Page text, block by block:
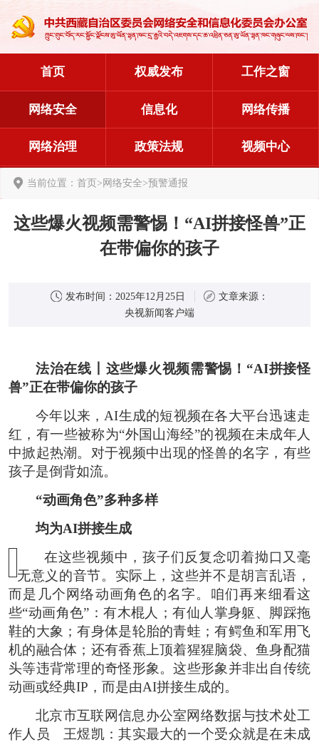
首页 权威发布 工作之窗
网络安全 信息化 网络传播
网络治理 政策法规 视频中心
当前位置： 首页>网络安全>预警通报
这些爆火视频需警惕！“AI拼接怪兽”正
在带偏你的孩子
发布时间： 2025年12月25日
文章来源：
央视新闻客户端
法治在线丨这些爆火视频需警惕！“AI拼接怪
兽”正在带偏你的孩子
今年以来，AI生成的短视频在各大平台迅速走
红，有一些被称为“外国山海经”的视频在未成年人
中掀起热潮。对于视频中出现的怪兽的名字，有些
孩子是倒背如流。
“动画角色”多种多样
均为AI拼接生成
在这些视频中，孩子们反复念叨着拗口又毫
无意义的音节。实际上，这些并不是胡言乱语，
而是几个网络动画角色的名字。咱们再来细看这
些“动画角色”：有木棍人；有仙人掌身躯、脚踩拖
鞋的大象；有身体是轮胎的青蛙；有鳄鱼和军用飞
机的融合体；还有香蕉上顶着猩猩脑袋、鱼身配猫
头等违背常理的奇怪形象。这些形象并非出自传统
动画或经典IP，而是由AI拼接生成的。
北京市互联网信息办公室网络数据与技术处工
作人员 王煜凯：其实最大的一个受众就是在未成